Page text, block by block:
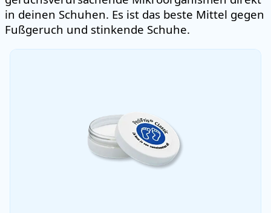
in deinen Schuhen. Es ist das beste Mittel gegen
Fußgeruch und stinkende Schuhe.